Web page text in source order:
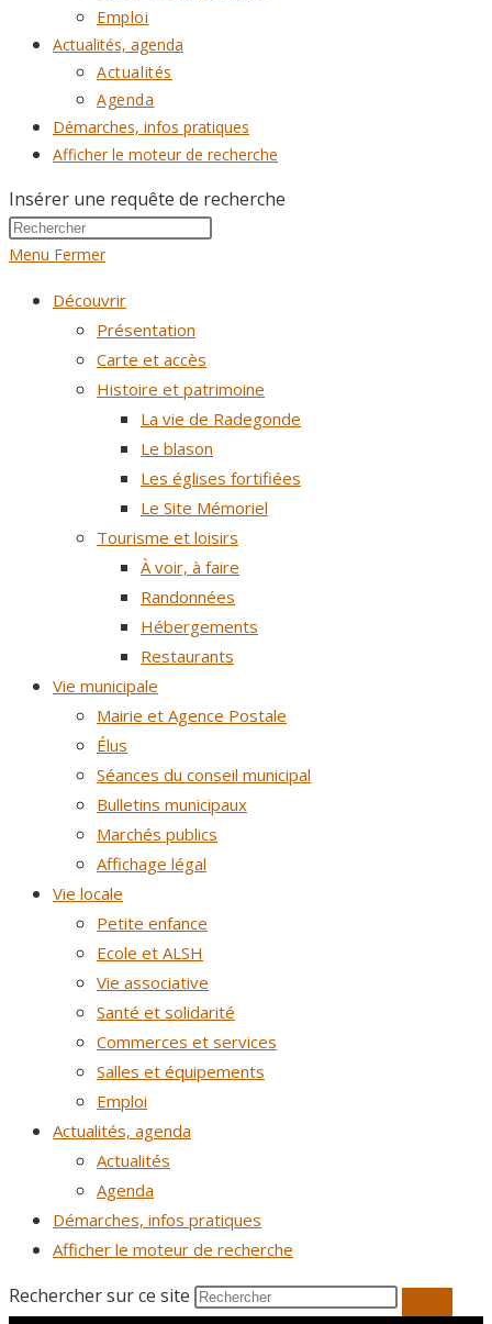
Emploi
Actualités, agenda
Actualités
Agenda
Démarches, infos pratiques
Afficher le moteur de recherche
Insérer une requête de recherche
Menu Fermer
Découvrir
Présentation
Carte et accès
Histoire et patrimoine
La vie de Radegonde
Le blason
Les églises fortifiées
Le Site Mémoriel
Tourisme et loisirs
À voir, à faire
Randonnées
Hébergements
Restaurants
Vie municipale
Mairie et Agence Postale
Élus
Séances du conseil municipal
Bulletins municipaux
Marchés publics
Affichage légal
Vie locale
Petite enfance
Ecole et ALSH
Vie associative
Santé et solidarité
Commerces et services
Salles et équipements
Emploi
Actualités, agenda
Actualités
Agenda
Démarches, infos pratiques
Afficher le moteur de recherche
Rechercher sur ce site